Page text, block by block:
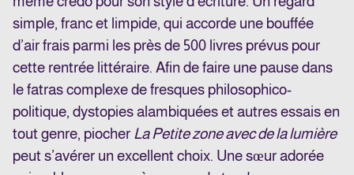
simple, franc et limpide, qui accorde une bouffée
d’air frais parmi les près de 500 livres prévus pour
cette rentrée littéraire. Afin de faire une pause dans
le fatras complexe de fresques philosophico-
politique, dystopies alambiquées et autres essais en
tout genre, piocher La Petite zone avec de la lumière
peut s’avérer un excellent choix. Une sœur adorée